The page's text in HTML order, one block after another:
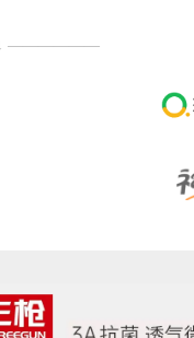
↓ ——————